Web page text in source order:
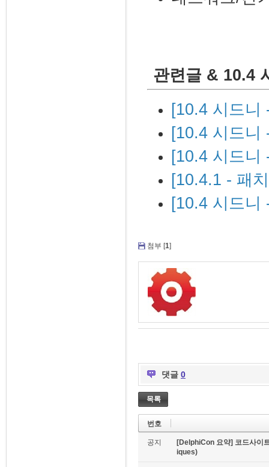
관련글 & 10.4
[10.4 시드니
[10.4 시드니
[10.4 시드니
[10.4.1 - 패
[10.4 시드니
첨부 [1]
댓글 0
목록
번호
공지
[DelphiCon 요약] 코드사이
iques)